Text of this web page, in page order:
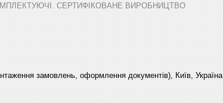
СЕРТИФІКОВАНЕ ВИРОБНИЦТВО
замовлень, оформлення документів), Київ, Україна